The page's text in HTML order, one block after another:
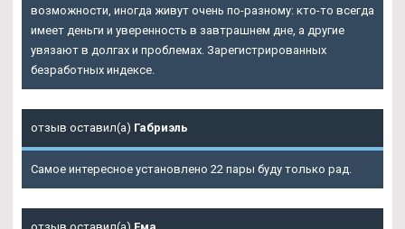
возможности, иногда живут очень по-разному: кто-то всегда
имеет деньги и уверенность в завтрашнем дне, а другие
увязают в долгах и проблемах. Зарегистрированных
безработных индексе.
отзыв оставил(а) Габриэль
Самое интересное установлено 22 пары буду только рад.